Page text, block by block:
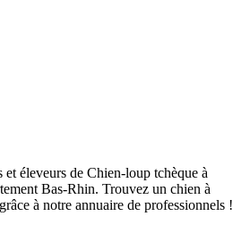
éleveurs de Chien-loup tchèque à
Bas-Rhin. Trouvez un chien à
à notre annuaire de professionnels !